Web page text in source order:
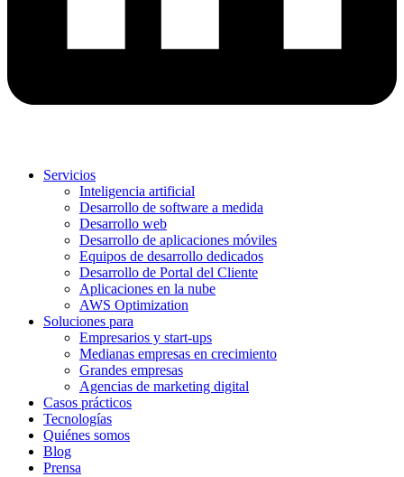
Servicios
Inteligencia artificial
Desarrollo de software a medida
Desarrollo web
Desarrollo de aplicaciones móviles
Equipos de desarrollo dedicados
Desarrollo de Portal del Cliente
Aplicaciones en la nube
AWS Optimization
Soluciones para
Empresarios y start-ups
Medianas empresas en crecimiento
Grandes empresas
Agencias de marketing digital
Casos prácticos
Tecnologías
Quiénes somos
Blog
Prensa